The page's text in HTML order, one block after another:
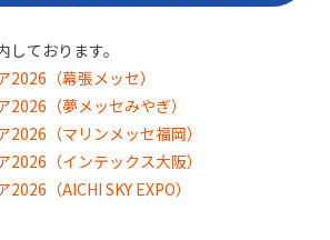
ております。
（幕張メッセ）
（夢メッセみやぎ）
2026（マリンメッセ福岡）
2026（インテックス大阪）
（AICHI SKY EXPO）